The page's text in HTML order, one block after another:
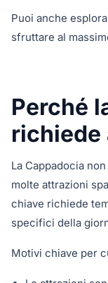
Puoi anche
sfruttare al
Perché
richiede
La Cappadocia
molte attrazioni
chiave richiede
specifici della
Motivi chiave per